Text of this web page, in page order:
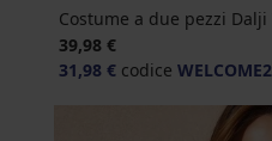
Costume a due pezzi Dalji
39,98 €
31,98 € codice